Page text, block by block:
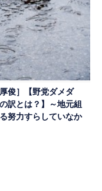
厚俊］【野党ダメダ
訳とは？】～地元組
努力すらしていなか